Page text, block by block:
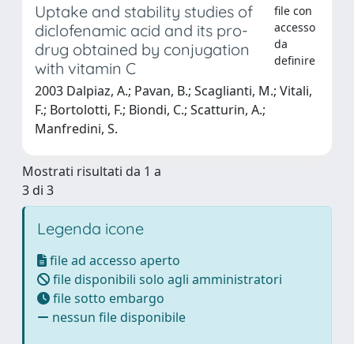
Uptake and stability studies of
diclofenamic acid and its pro-
drug obtained by conjugation
with vitamin C
file con
accesso
da
definire
2003 Dalpiaz, A.; Pavan, B.; Scaglianti, M.; Vitali,
F.; Bortolotti, F.; Biondi, C.; Scatturin, A.;
Manfredini, S.
Mostrati risultati da 1 a
3 di 3
Legenda icone
file ad accesso aperto
file disponibili solo agli amministratori
file sotto embargo
nessun file disponibile